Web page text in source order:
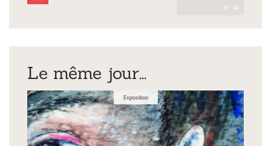
Flyer
L'Envol
Réalmont
2018.pdf
Le même jour...
Exposition